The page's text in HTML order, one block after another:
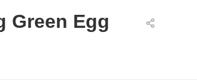
Green Egg